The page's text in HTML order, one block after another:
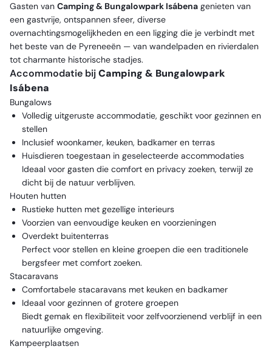
Gasten van Camping & Bungalowpark Isábena genieten van
een gastvrije, ontspannen sfeer, diverse
overnachtingsmogelijkheden en een ligging die je verbindt met
het beste van de Pyreneeën — van wandelpaden en rivierdalen
tot charmante historische stadjes.
Accommodatie bijCamping & Bungalowpark
Isábena
Bungalows
Volledig uitgeruste accommodatie, geschikt voor gezinnen en
stellen
Inclusief woonkamer, keuken, badkamer en terras
Huisdieren toegestaan in geselecteerde accommodaties
Ideaal voor gasten die comfort en privacy zoeken, terwijl ze
dicht bij de natuur verblijven.
Houten hutten
Rustieke hutten met gezellige interieurs
Voorzien van eenvoudige keuken en voorzieningen
Overdekt buitenterras
Perfect voor stellen en kleine groepen die een traditionele
bergsfeer met comfort zoeken.
Stacaravans
Comfortabele stacaravans met keuken en badkamer
Ideaal voor gezinnen of grotere groepen
Biedt gemak en flexibiliteit voor zelfvoorzienend verblijf in een
natuurlijke omgeving.
Kampeerplaatsen